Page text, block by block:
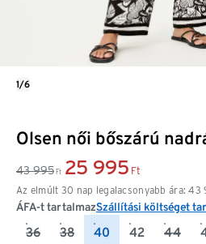
Olsen női bőszárú
43 995 Ft 25 995 Ft
Az elmúlt 30 nap legalacsonyabb ára: 43
ÁFA-t tartalmazSzállítási költséget
36 38 40 42 44
1/6